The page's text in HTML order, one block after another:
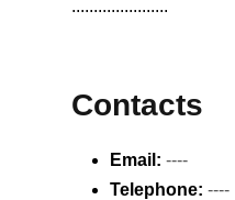
......................
Contacts
Email: ----
Telephone: ----